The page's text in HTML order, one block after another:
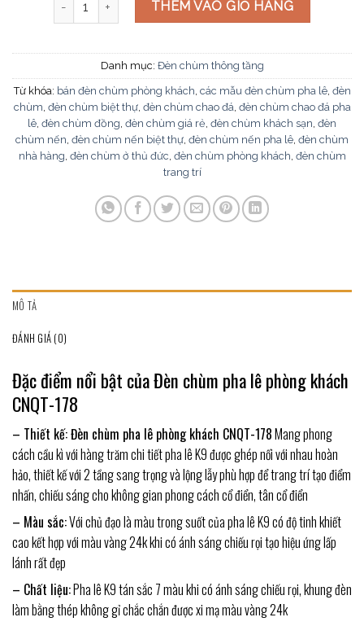
THÊM VÀO GIỎ HÀNG
Danh mục: Đèn chùm thông tầng
Từ khóa: bán đèn chùm phòng khách, các mẫu đèn chùm pha lê, đèn
chùm, đèn chùm biệt thự, đèn chùm chao đá, đèn chùm chao đá pha
lê, đèn chùm đồng, đèn chùm giá rẻ, đèn chùm khách sạn, đèn
chùm nến, đèn chùm nến biệt thự, đèn chùm nến pha lê, đèn chùm
nhà hàng, đèn chùm ở thủ đức, đèn chùm phòng khách, đèn chùm
trang trí
MÔ TẢ
ĐÁNH GIÁ (0)
Đặc điểm nổi bật của Đèn chùm pha lê phòng khách
CNQT-178
– Thiết kế: Đèn chùm pha lê phòng khách CNQT-178Mang phong
cách cầu kì với hàng trăm chi tiết pha lê K9 được ghép nối với nhau hoàn
hảo, thiết kế với 2 tầng sang trọng và lộng lẫy phù hợp để trang trí tạo điểm
nhấn, chiếu sáng cho không gian phong cách cổ điển, tân cổ điển
– Màu sắc:Với chủ đạo là màu trong suốt của pha lê K9 có độ tinh khiết
cao kết hợp với màu vàng 24k khi có ánh sáng chiếu rọi tạo hiệu ứng lấp
lánh rất đẹp
– Chất liệu:Pha lê K9 tán sắc 7 màu khi có ánh sáng chiếu rọi, khung đèn
làm bằng thép không gỉ chắc chắn được xi mạ màu vàng 24k